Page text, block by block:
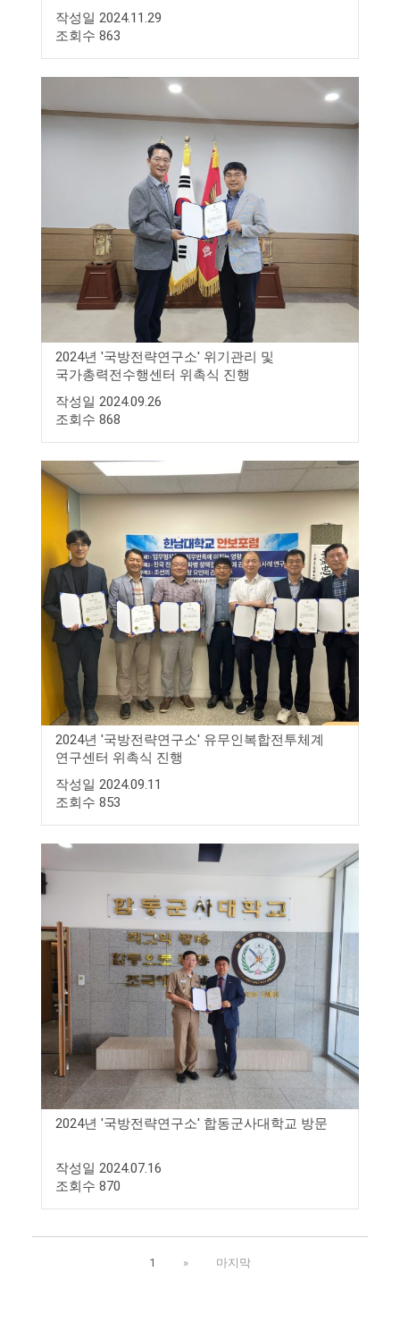
작성일 2024.11.29
조회수 863
2024년 '국방전략연구소' 위기관리 및
국가총력전수행센터 위촉식 진행
작성일 2024.09.26
조회수 868
2024년 '국방전략연구소' 유무인복합전투체계
연구센터 위촉식 진행
작성일 2024.09.11
조회수 853
2024년 '국방전략연구소' 합동군사대학교 방문
작성일 2024.07.16
조회수 870
1 » 마지막